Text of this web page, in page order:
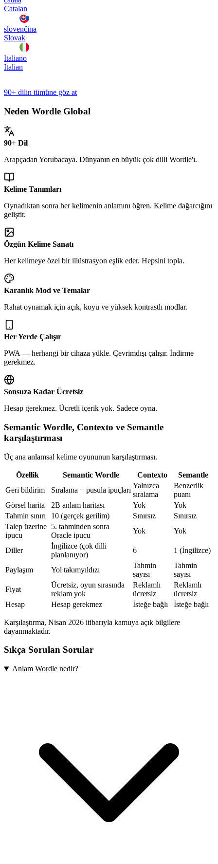
Catalan
slovenčina
Slovak
Italiano
Italian
90+ dilin tümüne göz at
Neden Wordle Global
90+ Dil
Arapçadan Yorubacaya. Dünyanın en büyük çok dilli Wordle'ı.
Kelime Tanımları
Oynadıktan sonra her kelimenin anlamını öğren. Kelime dağarcığını
geliştir.
Özgün Kelime Sanatı
Her kelimeye özel bir illüstrasyon eşlik eder. Hepsini topla.
Karanlık Mod ve Temalar
Rahat oynamak için açık, koyu ve yüksek kontrastlı modlar.
Her Yerde Çalışır
PWA — herhangi bir cihaza yükle. Çevrimdışı çalışır. İndirme
gerekmez.
Sonsuza Kadar Ücretsiz
Hesap gerekmez. Ücretli içerik yok. Sadece oyna.
Semantic Wordle, Contexto ve Semantle
karşılaştırması
Üç ana anlamsal kelime oyununun karşılaştırması.
Özellik Semantic Wordle Contexto
Semantle
Geri bildirim
Sıralama + pusula ipuçları
Yalnızca
sıralama
Benzerlik
puanı
Görsel harita
2B anlam haritası Yok
Yok
Tahmin sınırı
10 (gerçek gerilim) Sınırsız
Sınırsız
Talep üzerine
ipucu
5. tahminden sonra
Oracle ipucu
Yok Yok
Diller
İngilizce (çok dilli
planlanıyor)
6 1 (İngilizce)
Paylaşım Yol takımyıldızı
Tahmin
sayısı
Tahmin
sayısı
Fiyat
Ücretsiz, oyun sırasında
reklam yok
Reklamlı
ücretsiz
Reklamlı
ücretsiz
Hesap
Hesap gerekmez İsteğe bağlı İsteğe bağlı
Karşılaştırma, Nisan 2026 itibarıyla kamuya açık bilgilere
dayanmaktadır.
Sıkça Sorulan Sorular
Anlam Wordle nedir?